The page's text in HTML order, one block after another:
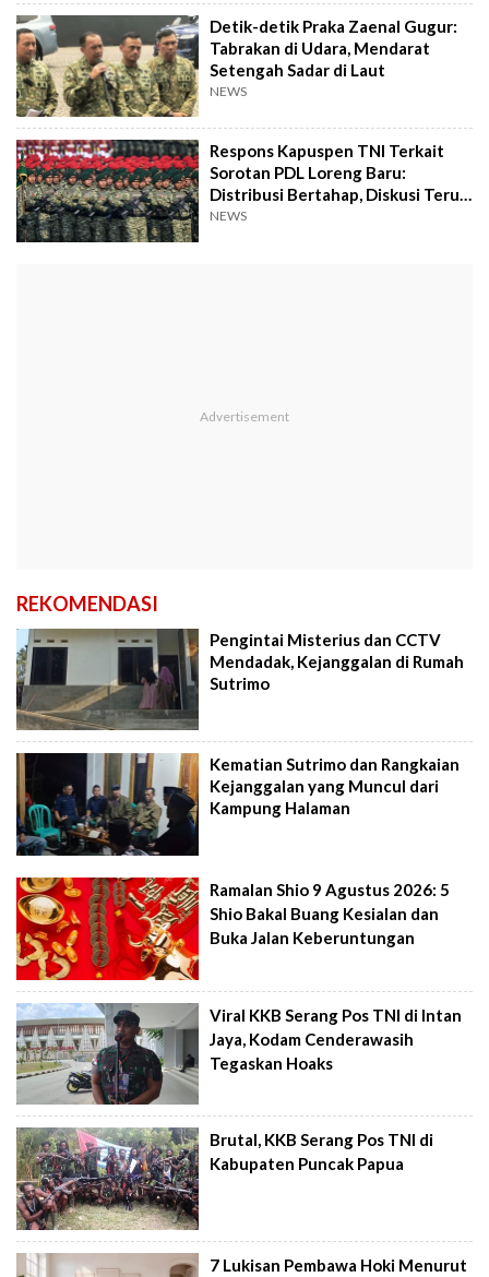
Detik-detik Praka Zaenal Gugur:
Tabrakan di Udara, Mendarat
Setengah Sadar di Laut
NEWS
Respons Kapuspen TNI Terkait
Sorotan PDL Loreng Baru:
Distribusi Bertahap, Diskusi Terus
Berjalan
NEWS
REKOMENDASI
Pengintai Misterius dan CCTV
Mendadak, Kejanggalan di Rumah
Sutrimo
Kematian Sutrimo dan Rangkaian
Kejanggalan yang Muncul dari
Kampung Halaman
Ramalan Shio 9 Agustus 2026: 5
Shio Bakal Buang Kesialan dan
Buka Jalan Keberuntungan
Viral KKB Serang Pos TNI di Intan
Jaya, Kodam Cenderawasih
Tegaskan Hoaks
Brutal, KKB Serang Pos TNI di
Kabupaten Puncak Papua
7 Lukisan Pembawa Hoki Menurut